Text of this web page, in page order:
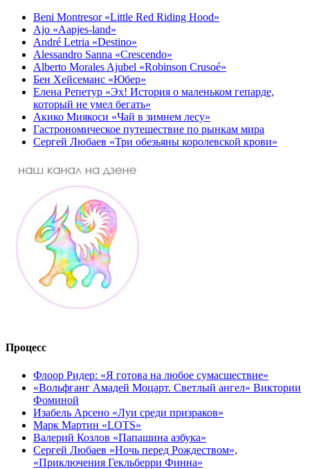
Beni Montresor «Little Red Riding Hood»
Ajo «Aapjes-land»
André Letria «Destino»
Alessandro Sanna «Crescendo»
Alberto Morales Ajubel «Robinson Crusoé»
Бен Хейсеманс «Юбер»
Елена Репетур «Эх! История о маленьком гепарде,
который не умел бегать»
Акико Миякоси «Чай в зимнем лесу»
Гастрономическое путешествие по рынкам мира
Сергей Любаев «Три обезьяны королевской крови»
Процесс
Флоор Ридер: «Я готова на любое сумасшествие»
«Вольфганг Амадей Моцарт. Светлый ангел» Виктории
Фоминой
Изабель Арсено «Луи среди призраков»
Марк Мартин «LOTS»
Валерий Козлов «Папашина азбука»
Сергей Любаев «Ночь перед Рождеством»,
«Приключения Гекльберри Финна»